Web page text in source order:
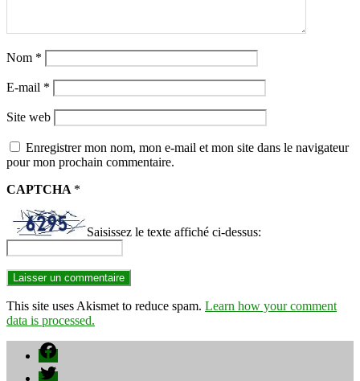
Nom *
E-mail *
Site web
Enregistrer mon nom, mon e-mail et mon site dans le navigateur
pour mon prochain commentaire.
CAPTCHA *
Saisissez le texte affiché ci-dessus:
This site uses Akismet to reduce spam. Learn how your comment
data is processed.
Facebook
Twitter